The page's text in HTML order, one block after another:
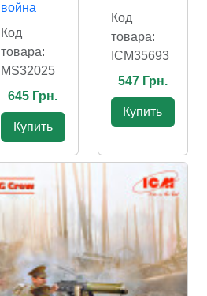
война
Код
товара:
MS32025
645 Грн.
Купить
Код
товара:
ICM35693
547 Грн.
Купить